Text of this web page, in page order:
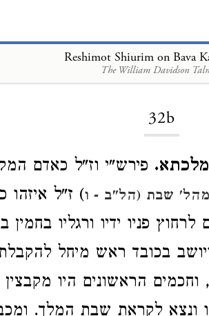
Reshimot Shiurim on Bava
The William Davidson
Loading...
32b
פירש"י וז"ל כאדם
שבת (הל"ב - ו) ז"ל איזהו
פניו ידיו ורגליו בחמין
בכובד ראש מיחל
הראשונים היו מקבצין